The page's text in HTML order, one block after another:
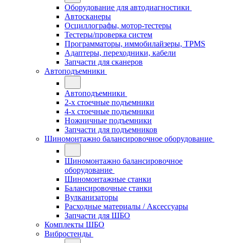
Оборудование для автодиагностики
Автосканеры
Осциллографы, мотор-тестеры
Тестеры/проверка систем
Программаторы, иммобилайзеры, TPMS
Адаптеры, переходники, кабели
Запчасти для сканеров
Автоподъемники
Автоподъемники
2-х стоечные подъемники
4-х стоечные подъемники
Ножничные подъемники
Запчасти для подъемников
Шиномонтажно балансировочное оборудование
Шиномонтажно балансировочное
оборудование
Шиномонтажные станки
Балансировочные станки
Вулканизаторы
Расходные материалы / Аксессуары
Запчасти для ШБО
Комплекты ШБО
Вибростенды